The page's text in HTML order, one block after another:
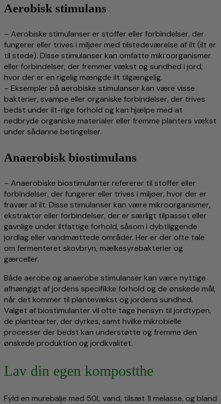
Aerobisk stimulans
– Aerobiske stimulanser er stoffer eller forbindelser, der
fungerer eller trives i miljøer med tilstedeværelse af ilt (ilt er
til stede). Disse stimulanser kan omfatte mikroorganismer
eller forbindelser, der fremmer vækst og sundhed i jord,
hvor der er en rigelig mængde ilt tilgængelig.
– Eksempler på aerobiske stimulanser kan være visse
bakterier, svampe eller organiske forbindelser, der trives
bedst under ilt-rige forhold og kan hjælpe med at
nedbryde organiske materialer eller fremme planters vækst
under sådanne betingelser.
Anaerobisk biostimulans
– Anaerobiske biostimulanter refererer til stoffer eller
forbindelser, der fungerer eller trives i miljøer, hvor der er
fravær af ilt. Disse stimulanser kan være mikroorganismer,
ekstrakter eller forbindelser, der er særligt tilpasset eller
gavnlige under iltfattige forhold, såsom i dybtliggende
jordlag eller vandmættede områder. Her er der ofte tale
om fermenteret skovbryn, mælkesyrebakterier og
gærceller.
Både aerobe og anaerobe stimulanser kan være nyttige
afhængigt af jordens specifikke forhold og de ønskede mål,
når det kommer til plantevækst og jordens sundhed.
Valget af biostimulanter vil ofte tage hensyn til jordtypen,
de plantearter, der dyrkes, samt hvilke mikrobielle
processer der bedst kan understøtte og fremme den
ønskede produktion og jordkvalitet.
Lav din egen kompostthe
Fyld en murebalje med 50L vand, tilsæt 1l melasse, og bland